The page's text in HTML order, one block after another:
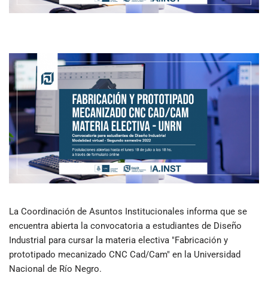
La Coordinación de Asuntos Institucionales informa que se
encuentra abierta la convocatoria a estudiantes de Diseño
Industrial para cursar la materia electiva "Fabricación y
prototipado mecanizado CNC Cad/Cam" en la Universidad
Nacional de Río Negro.